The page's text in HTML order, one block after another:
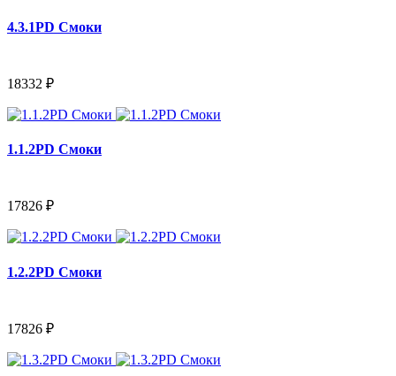
4.3.1PD Смоки
18332 ₽
1.1.2PD Смоки
17826 ₽
1.2.2PD Смоки
17826 ₽